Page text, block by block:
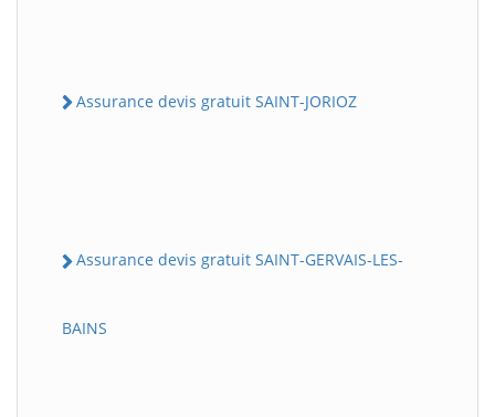
Assurance devis gratuit SAINT-JORIOZ
Assurance devis gratuit SAINT-GERVAIS-LES-
BAINS